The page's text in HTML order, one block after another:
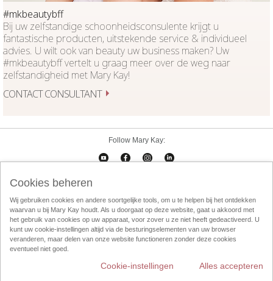
#mkbeautybff
Bij uw zelfstandige schoonheidsconsulente krijgt u
fantastische producten, uitstekende service & individueel
advies. U wilt ook van beauty uw business maken? Uw
#mkbeautybff vertelt u graag meer over de weg naar
zelfstandigheid met Mary Kay!
CONTACT CONSULTANT
Follow Mary Kay:
Cookies beheren Impressum
Gebruikersvorwaarden Privacy Policy
Direktverkoop etische codec
Weggooien
InTouch Consultant Locator
Mary Kay wereldwijd
Cookies beheren
Wij gebruiken cookies en andere soortgelijke tools, om u te helpen bij het ontdekken
waarvan u bij Mary Kay houdt. Als u doorgaat op deze website, gaat u akkoord met
het gebruik van cookies op uw apparaat, voor zover u ze niet heeft gedeactiveerd. U
kunt uw cookie-instellingen altijd via de besturingselementen van uw browser
veranderen, maar delen van onze website functioneren zonder deze cookies
eventueel niet goed.
Alles accepteren
Cookie-instellingen